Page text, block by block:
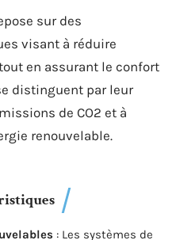
sur des
visant à réduire
en assurant le confort
distinguent par leur
de CO2 et à
renouvelable.
: Les systèmes de